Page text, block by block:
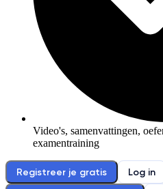
Video's, samenvattingen,
examentraining
Registreer je gratis Log in